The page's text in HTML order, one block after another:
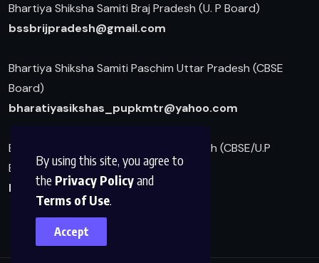
By using this site, you agree to
the Privacy Policyand
Terms of Use.
Accept
Bhartiya Shiksha Samiti Braj Pradesh (U. P Board)
bssbrijpradesh@gmail.com
Bhartiya Shiksha Samiti Paschim Uttar Pradesh (CBSE
Board)
bharatiyasikshas_pupkmtr@yahoo.com
Bharatiya Srividya Parishad Braj Pradesh (CBSE/U.P
Board)
bsvpup@gmail.com